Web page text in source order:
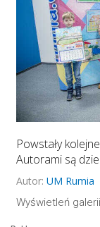
Powstały
Autorami są
Autor: UM Rumia
Wyświetleń